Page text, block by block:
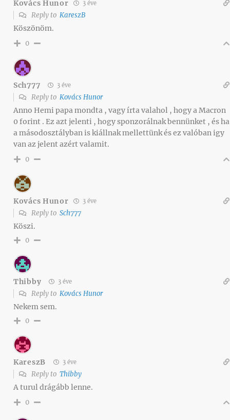
Kovács Hunor 3 éve
Reply to KareszB
Köszönöm.
0
Sch777 3 éve
Reply to Kovács Hunor
Anno Hemi papa mondta , vagy írta valahol , hogy a Macron
0 forint . Ez azt jelenti , hogy sponzorálnak bennünket , és ha
a másodosztályban is kiállnak mellettünk és ez valóban igy
van az jelent azért valamit.
0
Kovács Hunor 3 éve
Reply to Sch777
Köszi.
0
Thibby 3 éve
Reply to Kovács Hunor
Nekem sem.
0
KareszB 3 éve
Reply to Thibby
A turul drágább lenne.
0